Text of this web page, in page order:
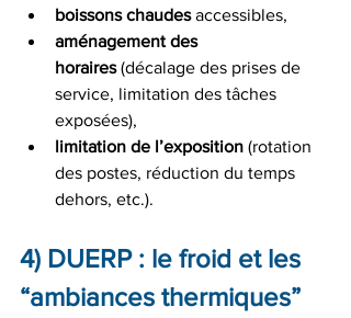
boissons chaudes accessibles,
aménagement des
horaires (décalage des prises de
service, limitation des tâches
exposées),
limitation de l’exposition (rotation
des postes, réduction du temps
dehors, etc.).
4) DUERP : le froid et les
“ambiances thermiques”